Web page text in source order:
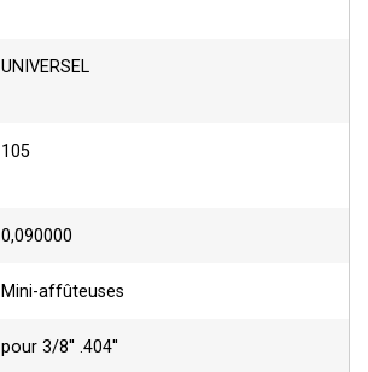
UNIVERSEL
105
0,090000
Mini-affûteuses
pour 3/8'' .404''